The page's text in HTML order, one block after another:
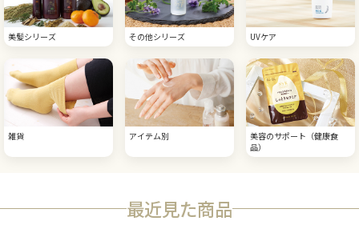
美髪シリーズ その他シリーズ UVケア
雑貨 アイテム別
美容のサポート（健康食
品）
最近見た商品